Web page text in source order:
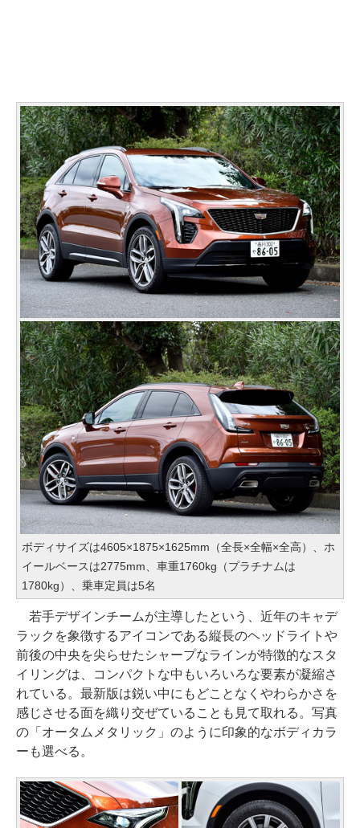
ボディサイズは4605×1875×1625mm（全長×全幅×全高）、ホ
イールベースは2775mm、車重1760kg（プラチナムは
1780kg）、乗車定員は5名
若手デザインチームが主導したという、近年のキャデ
ラックを象徴するアイコンである縦長のヘッドライトや
前後の中央を尖らせたシャープなラインが特徴的なスタ
イリングは、コンパクトな中もいろいろな要素が凝縮さ
れている。最新版は鋭い中にもどことなくやわらかさを
感じさせる面を織り交ぜていることも見て取れる。写真
の「オータムメタリック」のように印象的なボディカラ
ーも選べる。